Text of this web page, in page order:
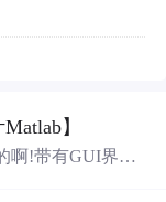
】
啊!带有GUI界